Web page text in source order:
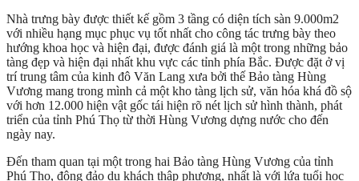
Nhà trưng bày được thiết kế gồm 3 tầng có diện tích sàn 9.000m2
với nhiều hạng mục phục vụ tốt nhất cho công tác trưng bày theo
hướng khoa học và hiện đại, được đánh giá là một trong những bảo
tàng đẹp và hiện đại nhất khu vực các tỉnh phía Bắc. Được đặt ở vị
trí trung tâm của kinh đô Văn Lang xưa bởi thế Bảo tàng Hùng
Vương mang trong mình cả một kho tàng lịch sử, văn hóa khá đồ sộ
với hơn 12.000 hiện vật gốc tái hiện rõ nét lịch sử hình thành, phát
triển của tỉnh Phú Thọ từ thời Hùng Vương dựng nước cho đến
ngày nay.
Đến tham quan tại một trong hai Bảo tàng Hùng Vương của tỉnh
Phú Thọ, đông đảo du khách thập phương, nhất là với lứa tuổi học